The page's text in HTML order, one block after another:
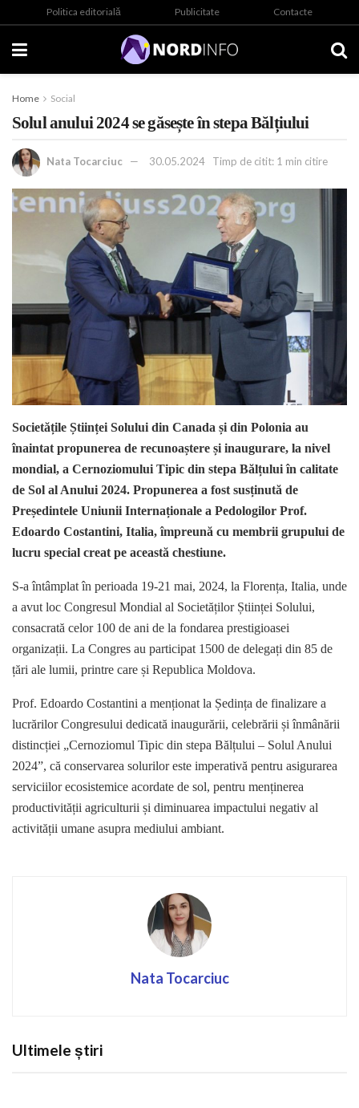
Politica editorială Publicitate Contacte
Home Social
Solul anului 2024 se găsește în stepa Bălțiului
Nata Tocarciuc 30.05.2024 Timp de citit: 1 min citire
Societățile Științei Solului din Canada și din Polonia au
înaintat propunerea de recunoaștere și inaugurare, la nivel
mondial, a Cernoziomului Tipic din stepa Bălțului în calitate
de Sol al Anului 2024. Propunerea a fost susținută de
Președintele Uniunii Internaționale a Pedologilor Prof.
Edoardo Costantini, Italia, împreună cu membrii grupului de
lucru special creat pe această chestiune.
S-a întâmplat în perioada 19-21 mai, 2024, la Florența, Italia, unde
a avut loc Congresul Mondial al Societăților Științei Solului,
consacrată celor 100 de ani de la fondarea prestigioasei
organizații. La Congres au participat 1500 de delegați din 85 de
țări ale lumii, printre care și Republica Moldova.
Prof. Edoardo Costantini a menționat la Ședința de finalizare a
lucrărilor Congresului dedicată inaugurării, celebrării și înmânării
distincției „Cernoziomul Tipic din stepa Bălțului – Solul Anului
2024”, că conservarea solurilor este imperativă pentru asigurarea
serviciilor ecosistemice acordate de sol, pentru menținerea
productivității agriculturii și diminuarea impactului negativ al
activității umane asupra mediului ambiant.
Nata Tocarciuc
Ultimele știri